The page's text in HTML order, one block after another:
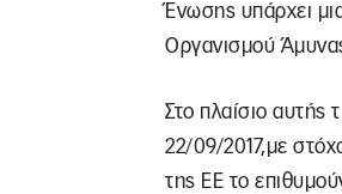
Ένωσης υπάρχει
Οργανισμού
Στο πλαίσιο αυτής
22/09/2017,με
της ΕΕ το